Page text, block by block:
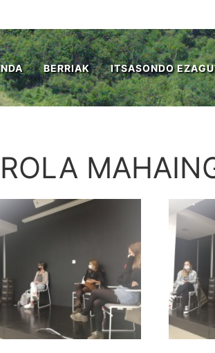
BERRIAK ITSASONDO